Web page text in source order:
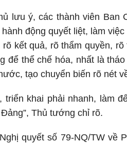
lưu ý, các thành viên Ban
động quyết liệt, làm
kết quả, rõ thẩm quyền,
để thể chế hóa, nhất là
tạo chuyển biến rõ nét
triển khai phải nhanh, làm
Thủ tướng chỉ rõ.
quyết số 79-NQ/TW về